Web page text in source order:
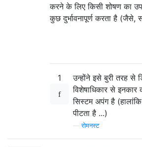
करने के लिए किसी शोषण का
कुछ दुर्भावनापूर्ण करता है (जैसे,
1
उन्होंने इसे बुरी तरह से
विशेषाधिकार से
सिस्टम अपंग है
पीटता है ...)
—रोमनस्ट